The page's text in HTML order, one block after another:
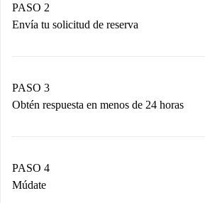
Tienes toda la información necesaria
PASO 2
Envía tu solicitud de reserva
propietario acepte.
PASO 3
Obtén respuesta en menos de 24 horas
contacto con el propietario.
Si es rechazada: No te haremos
PASO 4
Múdate